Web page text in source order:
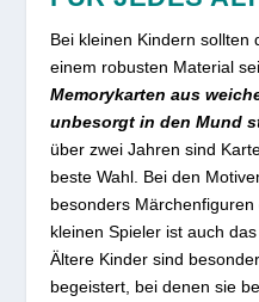
Bei kleinen Kindern
einem robusten Material
Memorykarten aus
unbesorgt in den Mund
über zwei Jahren sind
beste Wahl. Bei den
besonders
kleinen Spieler ist auch
Ältere Kinder sind
begeistert, bei denen sie